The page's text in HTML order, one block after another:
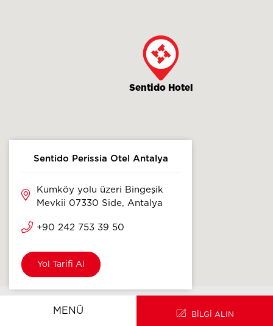
Sentido Hotel
Sentido Perissia Otel Antalya
Kumköy yolu üzeri Bingeşik
Mevkii 07330 Side, Antalya
+90 242 753 39 50
Yol Tarifi Al
BİLGİ ALIN
ANA SAYFAMENÜ